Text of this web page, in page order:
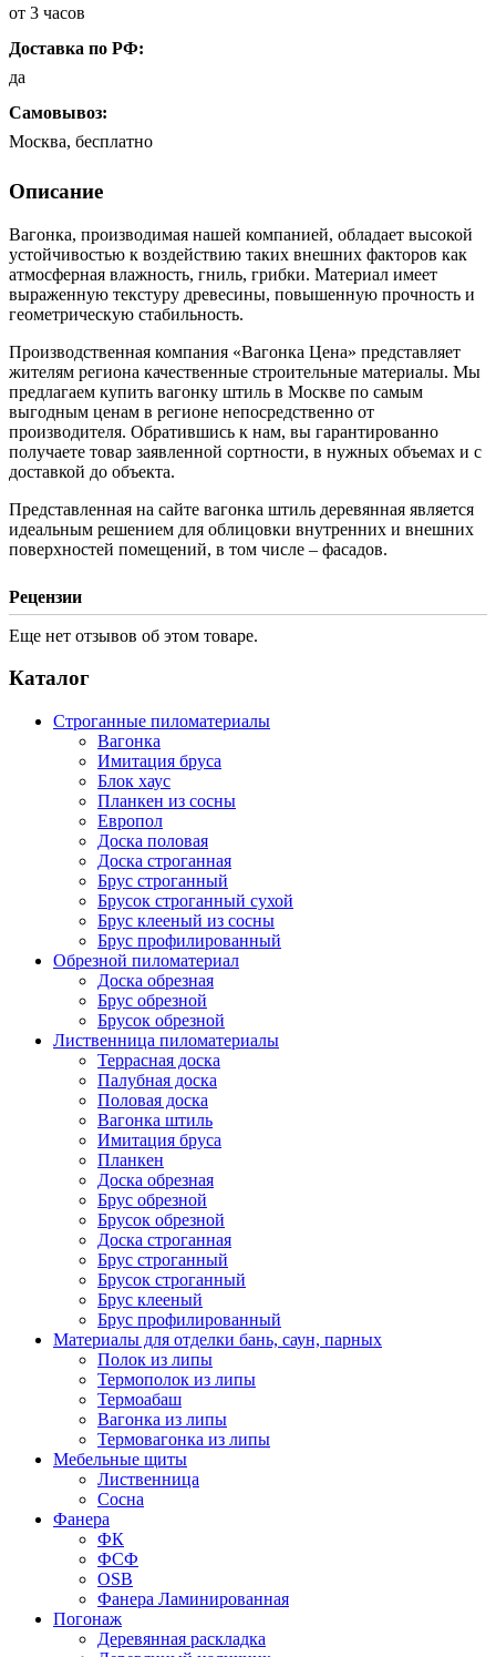
от 3 часов
Доставка по РФ:
да
Самовывоз:
Москва, бесплатно
Описание
Вагонка, производимая нашей компанией, обладает высокой
устойчивостью к воздействию таких внешних факторов как
атмосферная влажность, гниль, грибки. Материал имеет
выраженную текстуру древесины, повышенную прочность и
геометрическую стабильность.
Производственная компания «Вагонка Цена» представляет
жителям региона качественные строительные материалы. Мы
предлагаем купить вагонку штиль в Москве по самым
выгодным ценам в регионе непосредственно от
производителя. Обратившись к нам, вы гарантированно
получаете товар заявленной сортности, в нужных объемах и с
доставкой до объекта.
Представленная на сайте вагонка штиль деревянная является
идеальным решением для облицовки внутренних и внешних
поверхностей помещений, в том числе – фасадов.
Рецензии
Еще нет отзывов об этом товаре.
Каталог
Строганные пиломатериалы
Вагонка
Имитация бруса
Блок хаус
Планкен из сосны
Европол
Доска половая
Доска строганная
Брус строганный
Брусок строганный сухой
Брус клееный из сосны
Брус профилированный
Обрезной пиломатериал
Доска обрезная
Брус обрезной
Брусок обрезной
Лиственница пиломатериалы
Террасная доска
Палубная доска
Половая доска
Вагонка штиль
Имитация бруса
Планкен
Доска обрезная
Брус обрезной
Брусок обрезной
Доска строганная
Брус строганный
Брусок строганный
Брус клееный
Брус профилированный
Материалы для отделки бань, саун, парных
Полок из липы
Термополок из липы
Термоабаш
Вагонка из липы
Термовагонка из липы
Мебельные щиты
Лиственница
Сосна
Фанера
ФК
ФСФ
OSB
Фанера Ламинированная
Погонаж
Деревянная раскладка